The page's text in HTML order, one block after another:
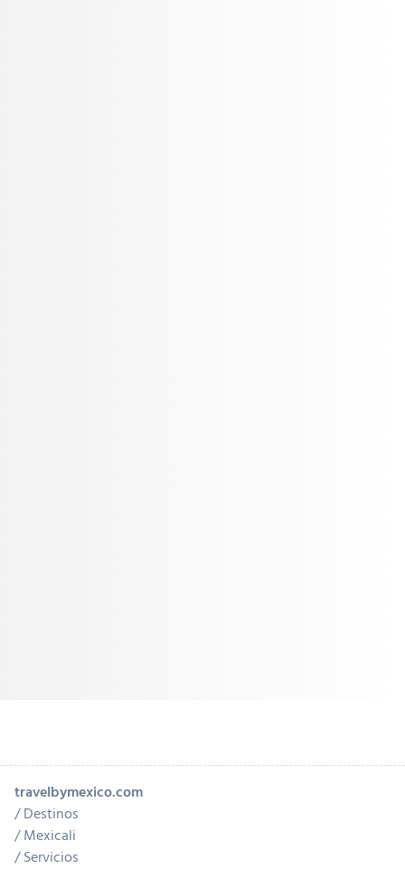
travelbymexico.com
Destinos
Mexicali
Servicios